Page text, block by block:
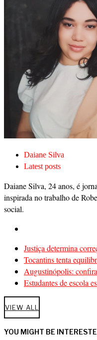
Daiane Silva
Latest posts
Daiane Silva, 24 anos, é
inspirada no trabalho de
social.
Justiça determina
Tocantins tenta
Augustinópolis:
Estudantes de escola
VIEW ALL
YOU MIGHT BE